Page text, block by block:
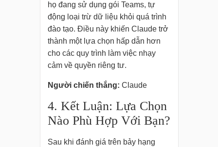
họ đang sử dụng gói Teams, tự
động loại trừ dữ liệu khỏi quá trình
đào tạo. Điều này khiến Claude trở
thành một lựa chọn hấp dẫn hơn
cho các quy trình làm việc nhạy
cảm về quyền riêng tư.
Người chiến thắng: Claude
4. Kết Luận: Lựa Chọn
Nào Phù Hợp Với Bạn?
Sau khi đánh giá trên bảy hạng